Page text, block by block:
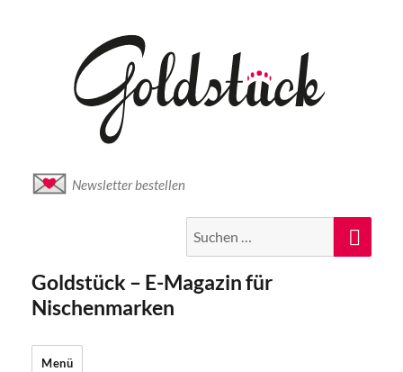
Newsletter bestellen
nach:
Goldstück – E-Magazin für
Nischenmarken
Menü